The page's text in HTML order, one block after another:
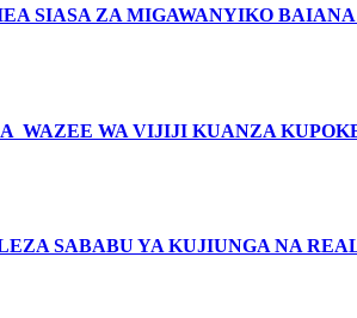
SIASA ZA MIGAWANYIKO BAIANA
WAZEE WA VIJIJI KUANZA
SABABU YA KUJIUNGA NA